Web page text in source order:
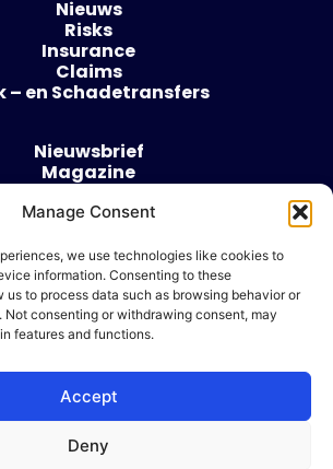
Manage Consent
we use technologies like cookies to
information. Consenting to these
to process data such as browsing behavior or
Not consenting or withdrawing consent, may
features and functions.
Accept
Deny
Nieuws
Risks
Insurance
Claims
– en Schadetransfers
Nieuwsbrief
Magazine
Over
voorwaarden
Cookie beleid
Ik wil adverteren